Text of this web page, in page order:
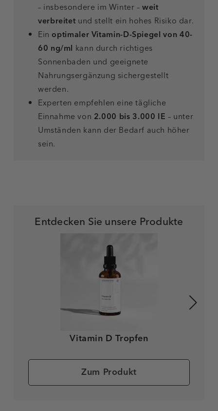
– insbesondere im Winter –weit
verbreitet und stellt ein hohes Risiko dar.
Ein optimaler Vitamin-D-Spiegel von 40-
60 ng/ml kann durch richtiges
Sonnenbaden und geeignete
Nahrungsergänzung sichergestellt
werden.
Experten empfehlen eine tägliche
Einnahme von 2.000 bis 3.000 IE – unter
Umständen kann der Bedarf auch höher
sein.
Entdecken Sie unsere Produkte
Vitamin D Tropfen
Zum Produkt